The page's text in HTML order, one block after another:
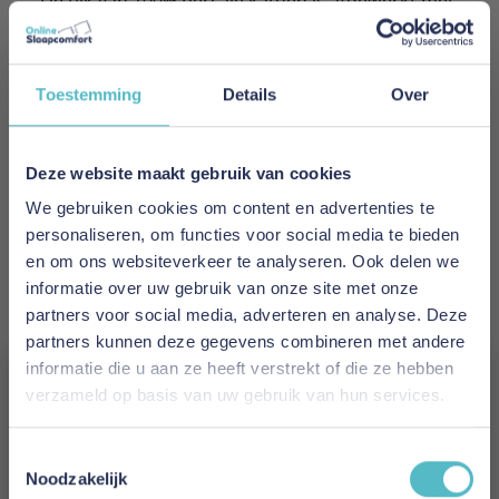
Toestemming Details Over
Deze website maakt gebruik van cookies
We gebruiken cookies om content en advertenties te
personaliseren, om functies voor social media te bieden
en om ons websiteverkeer te analyseren. Ook delen we
informatie over uw gebruik van onze site met onze
partners voor social media, adverteren en analyse. Deze
partners kunnen deze gegevens combineren met andere
informatie die u aan ze heeft verstrekt of die ze hebben
verzameld op basis van uw gebruik van hun services.
Noodzakelijk
Mitestop® en voelt fris en ademend aan. Dit
zorgt voor extra hygiëne en draagt bij aan een
nacht.
Het Elke hoofdkussen is navulbaar en
verkrijgbaar in twee vulgewichten, zodat je de
dikte en stevigheid volledig kunt afstemmen op
jouw persoonlijke voorkeur. Daarnaast is het
kussen wasbaar op 40°C en geschikt voor de
droger, voor langdurige frisheid en gemak.
Met het Polydaun Elke hoofdkussen kies je voor
vederlicht comfort, persoonlijke ondersteuning
en een bewuste keuze voor mens en milieu.
Uitvoering: vormvast boxmodel met opstaande
rand (5–10 cm), 2 zijden te gebruiken
Tijk: 100% percale katoen met Mitestop®
Afmeting: 62 × 50 × 10/5 cm (passend in sloop 60